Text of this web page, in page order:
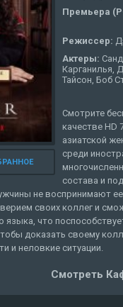
Премьера
Режиссер:
Актеры:
Карганилья,
Тайсон, Боб
Смотрите
качестве HD
азиатской
среди
состава и
не воспринимают
своих коллег и
языка, что
доказать своему
и неловкие ситуации.
Смотреть